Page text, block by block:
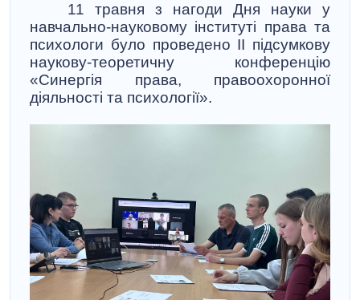
11 травня з нагоди Дня науки у
навчально-науковому інституті права та
психологи було проведено ІІ підсумкову
наукову-теоретичну конференцію
«Синергія права, правоохоронної
діяльності та психології».